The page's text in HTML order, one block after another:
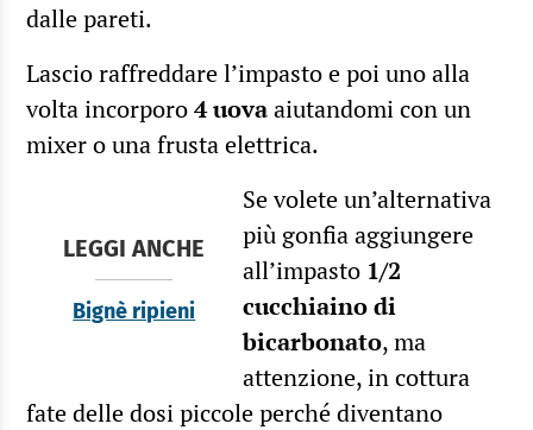
dalle pareti.
Lascio raffreddare l’impasto e poi uno alla
volta incorporo4 uovaaiutandomi con un
mixer o una frusta elettrica.
LEGGI ANCHE
Bignè ripieni
Se volete un’alternativa
più gonfia aggiungere
all’impasto 1/2
cucchiaino di
bicarbonato, ma
attenzione, in cottura
fate delle dosi piccole perché diventano